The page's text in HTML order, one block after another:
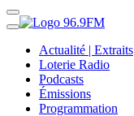
Actualité | Extraits
Loterie Radio
Podcasts
Émissions
Programmation